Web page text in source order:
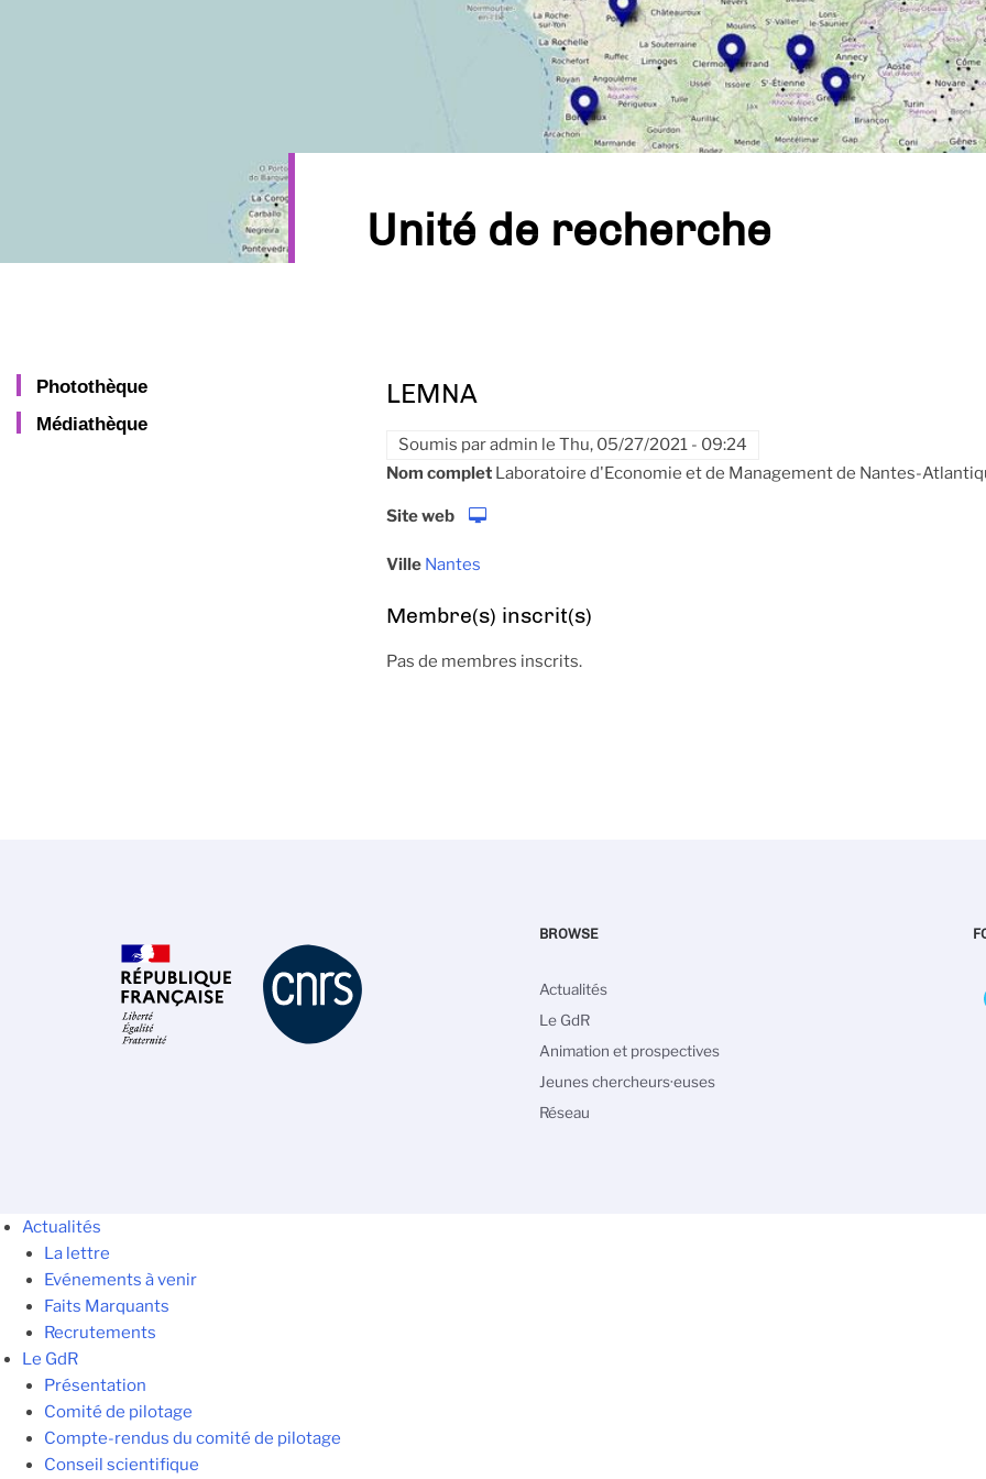
Unité de recherche
Photothèque
Médiathèque
LEMNA
Soumis paradmin le Thu, 05/27/2021 - 09:24
Nom complet Laboratoire d'Economie et de Management de Nantes-
Site web
Ville Nantes
Membre(s) inscrit(s)
Pas de membres inscrits.
BROWSE
Navigation
principale
Actualités
Le GdR
Animation et prospectives
Jeunes chercheurs·euses
Réseau
Actualités
La lettre
Evénements à venir
Faits Marquants
Recrutements
Le GdR
Présentation
Comité de pilotage
Compte-rendus du comité de pilotage
Conseil scientifique